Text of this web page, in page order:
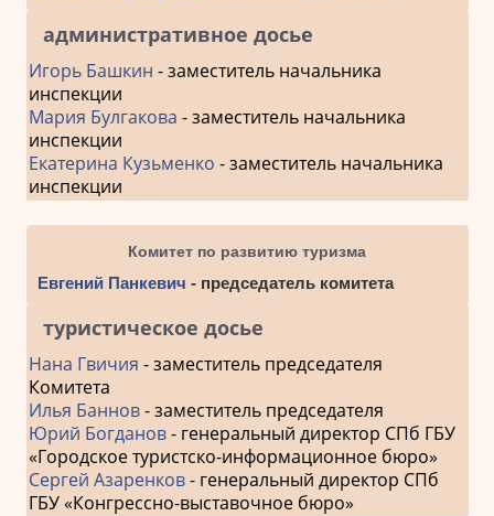
административное досье
Игорь Башкин - заместитель начальника
инспекции
Мария Булгакова - заместитель начальника
инспекции
Екатерина Кузьменко - заместитель начальника
инспекции
Комитет по развитию туризма
Евгений Панкевич - председатель комитета
туристическое досье
Нана Гвичия - заместитель председателя
Комитета
Илья Баннов- заместитель председателя
Юрий Богданов- генеральный директор СПб ГБУ
«Городское туристско-информационное бюро»
Сергей Азаренков- генеральный директор СПб
ГБУ «Конгрессно-выставочное бюро»